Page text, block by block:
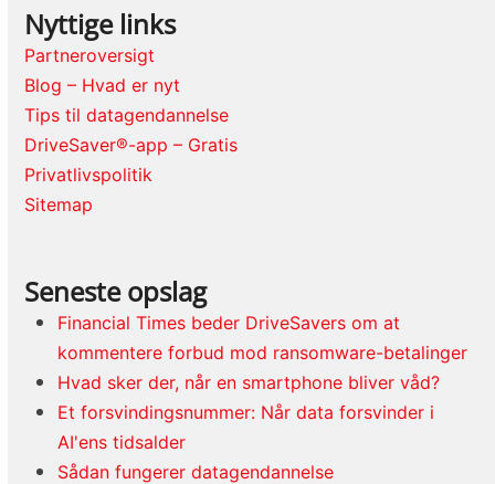
Nyttige links
Partneroversigt
Blog – Hvad er nyt
Tips til datagendannelse
DriveSaver®-app – Gratis
Privatlivspolitik
Sitemap
Seneste opslag
Financial Times beder DriveSavers om at
kommentere forbud mod ransomware-betalinger
Hvad sker der, når en smartphone bliver våd?
Et forsvindingsnummer: Når data forsvinder i
AI'ens tidsalder
Sådan fungerer datagendannelse